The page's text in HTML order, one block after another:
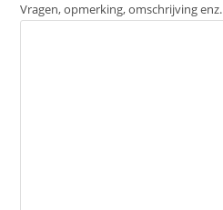
Vragen, opmerking, omschrijving enz.